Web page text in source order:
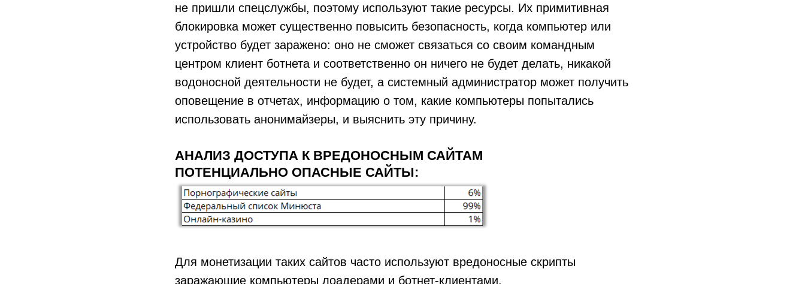
не пришли спецслужбы, поэтому используют такие ресурсы. Их примитивная
блокировка может существенно повысить безопасность, когда компьютер или
устройство будет заражено: оно не сможет связаться со своим командным
центром клиент ботнета и соответственно он ничего не будет делать, никакой
водоносной деятельности не будет, а системный администратор может получить
оповещение в отчетах, информацию о том, какие компьютеры попытались
использовать анонимайзеры, и выяснить эту причину.
АНАЛИЗ ДОСТУПА К ВРЕДОНОСНЫМ САЙТАМ
ПОТЕНЦИАЛЬНО ОПАСНЫЕ САЙТЫ:
Для монетизации таких сайтов часто используют вредоносные скрипты
заражающие компьютеры лоадерами и ботнет-клиентами.